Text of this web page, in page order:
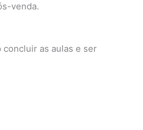
venda.
as aulas e ser